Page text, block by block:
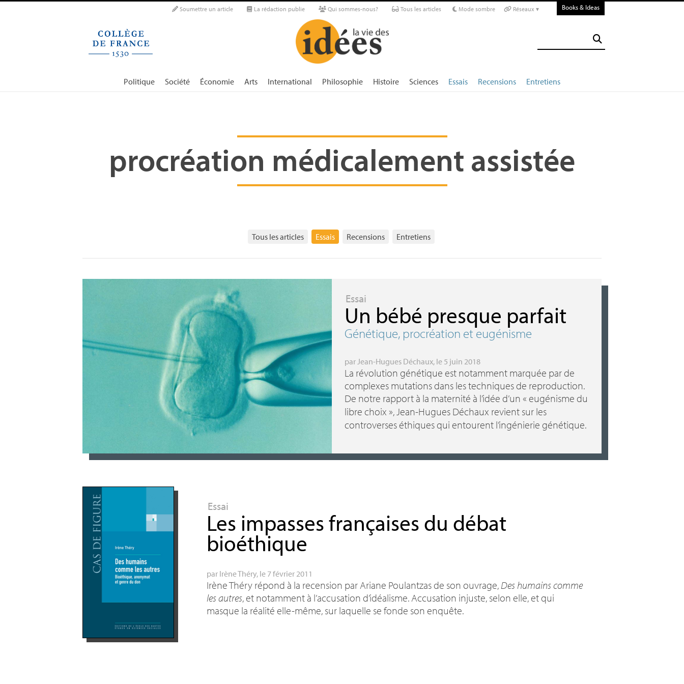
Soumettre un article La rédaction publie Qui sommes-nous? Tous les articles Mode sombre Réseaux ▾ Books & Ideas
Politique Société Économie Arts International Philosophie Histoire Sciences Essais Recensions Entretiens
procréation médicalement assistée
Tous les articles Essais Recensions Entretiens
Essai
Un bébé presque parfait
Génétique, procréation et eugénisme
par Jean-Hugues Déchaux, le 5 juin 2018
La révolution génétique est notamment marquée par de
complexes mutations dans les techniques de reproduction.
De notre rapport à la maternité à l’idée d’un « eugénisme du
libre choix », Jean-Hugues Déchaux revient sur les
controverses éthiques qui entourent l’ingénierie génétique.
Essai
Les impasses françaises du débat
bioéthique
par Irène Théry, le 7 février 2011
Irène Théry répond à la recension par Ariane Poulantzas de son ouvrage, Des humains comme
les autres, et notamment à l’accusation d’idéalisme. Accusation injuste, selon elle, et qui
masque la réalité elle-même, sur laquelle se fonde son enquête.